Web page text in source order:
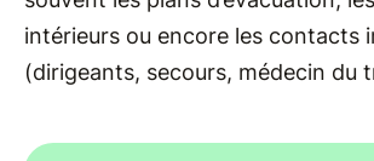
intérieurs ou encore les contacts
(dirigeants, secours, médecin du